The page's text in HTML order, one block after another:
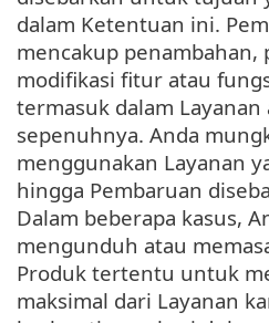
dalam Ketentuan ini.
mencakup penambahan,
modifikasi fitur atau
termasuk dalam
sepenuhnya. Anda
menggunakan Layanan
hingga Pembaruan
Dalam beberapa kasus,
mengunduh atau
Produk tertentu untuk
maksimal dari Layanan